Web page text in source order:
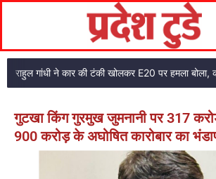
गुटखा किंग गुरमुख जुमनानी पर 317
900 करोड़ के अघोषित कारोबार का